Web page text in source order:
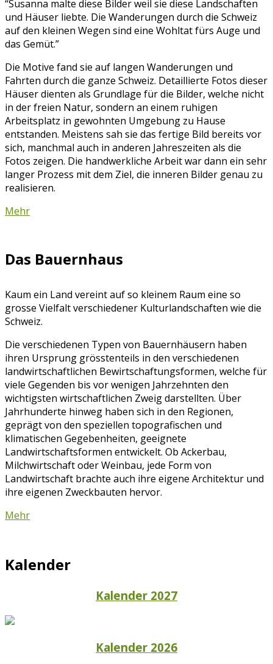
“Susanna malte diese Bilder weil sie diese Landschaften
und Häuser liebte. Die Wanderungen durch die Schweiz
auf den kleinen Wegen sind eine Wohltat fürs Auge und
das Gemüt.”
Die Motive fand sie auf langen Wanderungen und
Fahrten durch die ganze Schweiz. Detaillierte Fotos dieser
Häuser dienten als Grundlage für die Bilder, welche nicht
in der freien Natur, sondern an einem ruhigen
Arbeitsplatz in gewohnten Umgebung zu Hause
entstanden. Meistens sah sie das fertige Bild bereits vor
sich, manchmal auch in anderen Jahreszeiten als die
Fotos zeigen. Die handwerkliche Arbeit war dann ein sehr
langer Prozess mit dem Ziel, die inneren Bilder genau zu
realisieren.
Mehr
Das Bauernhaus
Kaum ein Land vereint auf so kleinem Raum eine so
grosse Vielfalt verschiedener Kulturlandschaften wie die
Schweiz.
Die verschiedenen Typen von Bauernhäusern haben
ihren Ursprung grösstenteils in den verschiedenen
landwirtschaftlichen Bewirtschaftungsformen, welche für
viele Gegenden bis vor wenigen Jahrzehnten den
wichtigsten wirtschaftlichen Zweig darstellten. Über
Jahrhunderte hinweg haben sich in den Regionen,
geprägt von den speziellen topografischen und
klimatischen Gegebenheiten, geeignete
Landwirtschaftsformen entwickelt. Ob Ackerbau,
Milchwirtschaft oder Weinbau, jede Form von
Landwirtschaft brachte auch ihre eigene Architektur und
ihre eigenen Zweckbauten hervor.
Mehr
Kalender
Kalender 2027
Kalender 2026